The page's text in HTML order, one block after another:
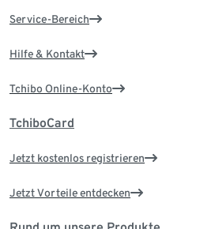
Service-Bereich
Hilfe & Kontakt
Tchibo Online-Konto
TchiboCard
Jetzt kostenlos registrieren
Jetzt Vorteile entdecken